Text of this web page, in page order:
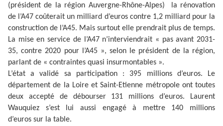
(président de la région Auvergne-Rhône-Alpes) la rénovation
de l’A47 coûterait un milliard d’euros contre 1,2 milliard pour la
construction de l’A45. Mais surtout elle prendrait plus de temps.
La mise en service de l’A47 n’interviendrait « pas avant 2031-
35, contre 2020 pour l’A45 », selon le président de la région,
parlant de « contraintes quasi insurmontables ».
L’état a validé sa participation : 395 millions d’euros. Le
département de la Loire et Saint-Etienne métropole ont toutes
deux accepté de débourser 131 millions d’euros. Laurent
Wauquiez s’est lui aussi engagé à mettre 140 millions
d’euros sur la table.